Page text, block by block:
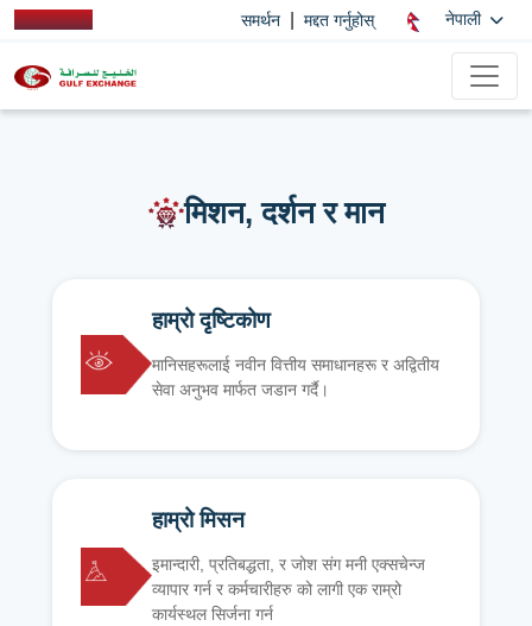
समर्थन मद्दत गर्नुहोस् नेपाली
मिशन, दर्शन र मान
हाम्रो दृष्टिकोण
मानिसहरूलाई नवीन वित्तीय समाधानहरू र अद्वितीय
सेवा अनुभव मार्फत जडान गर्दै।
हाम्रो मिसन
इमान्दारी, प्रतिबद्धता, र जोश संग मनी एक्सचेन्ज
व्यापार गर्न र कर्मचारीहरु को लागी एक राम्रो
कार्यस्थल सिर्जना गर्न